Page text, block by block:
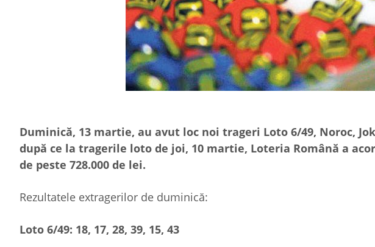
Duminică, 13 martie, au avut loc noi trageri Loto 6/49, Noroc,
după ce la tragerile loto de joi, 10 martie, Loteria Română a
de peste 728.000 de lei.
Rezultatele extragerilor de duminică:
Loto 6/49: 18, 17, 28, 39, 15, 43